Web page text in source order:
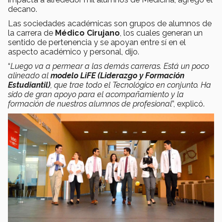
decano.
Las sociedades académicas son grupos de alumnos de
la carrera de Médico Cirujano, los cuales generan un
sentido de pertenencia y se apoyan entre sí en el
aspecto académico y personal, dijo.
“Luego va a permear a las demás carreras. Está un poco
alineado al modelo LiFE (Liderazgo y Formación
Estudiantil), que trae todo el Tecnológico en conjunto. Ha
sido de gran apoyo para el acompañamiento y la
formación de nuestros alumnos de profesional”, explicó.